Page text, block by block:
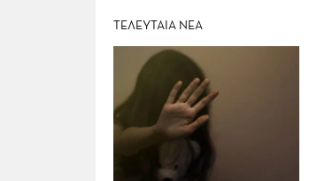
ΤΕΛΕΥΤΑΙΑ ΝΕΑ